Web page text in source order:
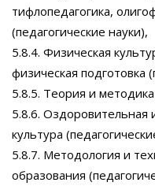
тифлопедагогика,
(педагогические науки),
5.8.4. Физическая
физическая подготовка
5.8.5. Теория и
5.8.6. Оздоровительная
культура
5.8.7. Методология и
образования